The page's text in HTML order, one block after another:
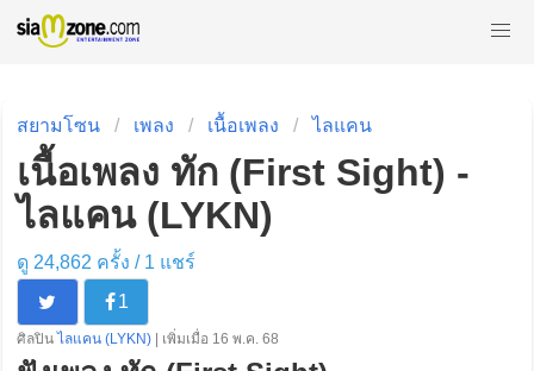
สยามโซน เพลง เนื้อเพลง ไลแคน
เนื้อเพลง ทัก (First Sight) -
ไลแคน (LYKN)
ดู 24,862 ครั้ง / 1 แชร์
1
ศิลปิน ไลแคน (LYKN) | เพิ่มเมื่อ 16 พ.ค. 68